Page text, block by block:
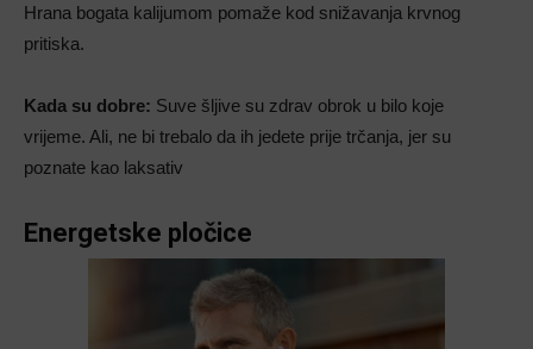
Hrana bogata kalijumom pomaže kod snižavanja krvnog
pritiska.
Kada su dobre: Suve šljive su zdrav obrok u bilo koje
vrijeme. Ali, ne bi trebalo da ih jedete prije trčanja, jer su
poznate kao laksativ
Energetske pločice